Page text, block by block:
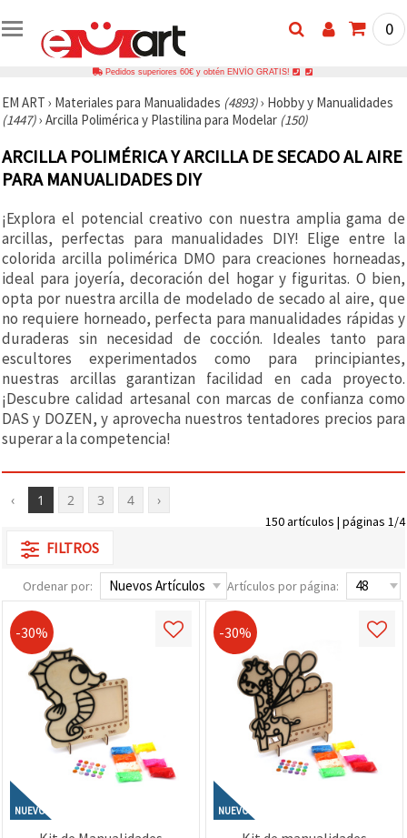
0
Pedidos superiores 60€ y obtén ENVÍO GRATIS!
EM ART › Materiales para Manualidades (4893)› Hobby y Manualidades
(1447)› Arcilla Polimérica y Plastilina para Modelar (150)
ARCILLA POLIMÉRICA Y ARCILLA DE SECADO AL AIRE
PARA MANUALIDADES DIY
¡Explora el potencial creativo con nuestra amplia gama de
arcillas, perfectas para manualidades DIY! Elige entre la
colorida arcilla polimérica DMO para creaciones horneadas,
ideal para joyería, decoración del hogar y figuritas. O bien,
opta por nuestra arcilla de modelado de secado al aire, que
no requiere horneado, perfecta para manualidades rápidas y
duraderas sin necesidad de cocción. Ideales tanto para
escultores experimentados como para principiantes,
nuestras arcillas garantizan facilidad en cada proyecto.
¡Descubre calidad artesanal con marcas de confianza como
DAS y DOZEN, y aprovecha nuestros tentadores precios para
superar a la competencia!
‹ 1 2 3 4 ›
150 artículos | páginas 1/4
FILTROS
Ordenar por: Artículos por página:
-30%
NUEVO
-30%
NUEVO